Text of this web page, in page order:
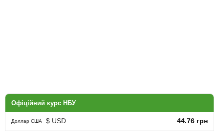
Офіційний курс НБУ
Доллар США $ USD 44.76 грн